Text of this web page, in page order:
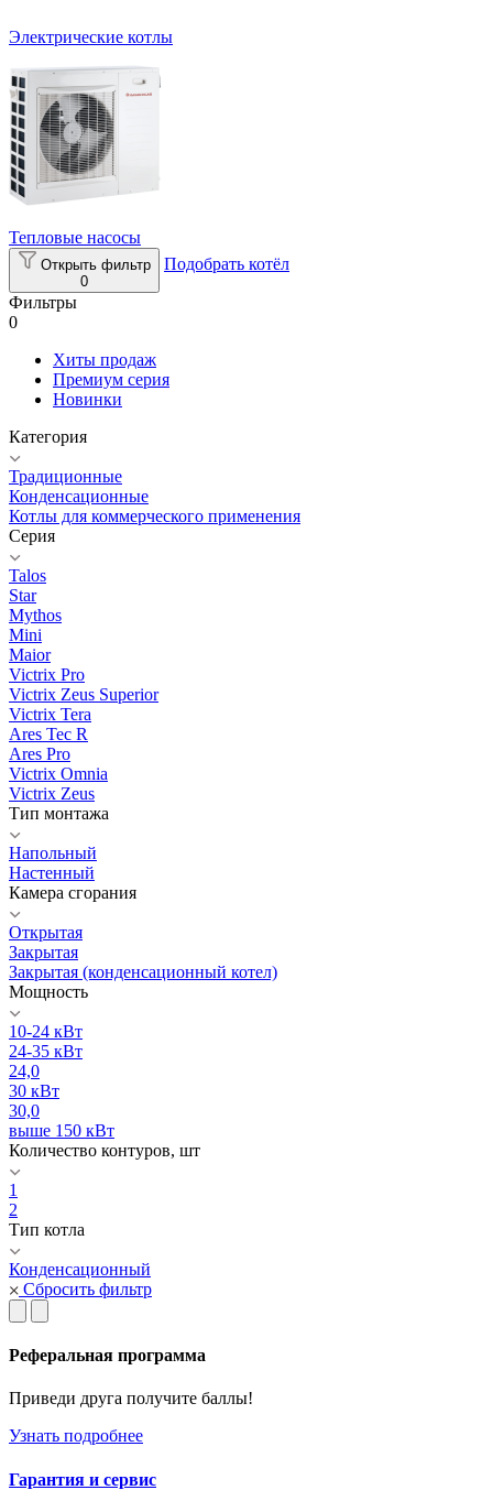
Электрические котлы
Тепловые насосы
Открыть фильтр
0
Подобрать котёл
Фильтры
0
Хиты продаж
Премиум серия
Новинки
Категория
Традиционные
Конденсационные
Котлы для коммерческого применения
Серия
Talos
Star
Mythos
Mini
Maior
Victrix Pro
Victrix Zeus Superior
Victrix Tera
Ares Tec R
Ares Pro
Victrix Omnia
Victrix Zeus
Тип монтажа
Напольный
Настенный
Камера сгорания
Открытая
Закрытая
Закрытая (конденсационный котел)
Мощность
10-24 кВт
24-35 кВт
24,0
30 кВт
30,0
выше 150 кВт
Количество контуров, шт
1
2
Тип котла
Конденсационный
Сбросить фильтр
Реферальная программа
Приведи друга получите баллы!
Узнать подробнее
Гарантия и сервис